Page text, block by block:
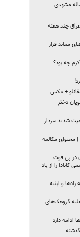
چند هفته
معاند قرار
چه بود؟
+ عکس
دختر
شدید سردار
محتوای مکالمه
در پی فوت
را از یاد
راه‌ها و ابنیه
گروهک‌های